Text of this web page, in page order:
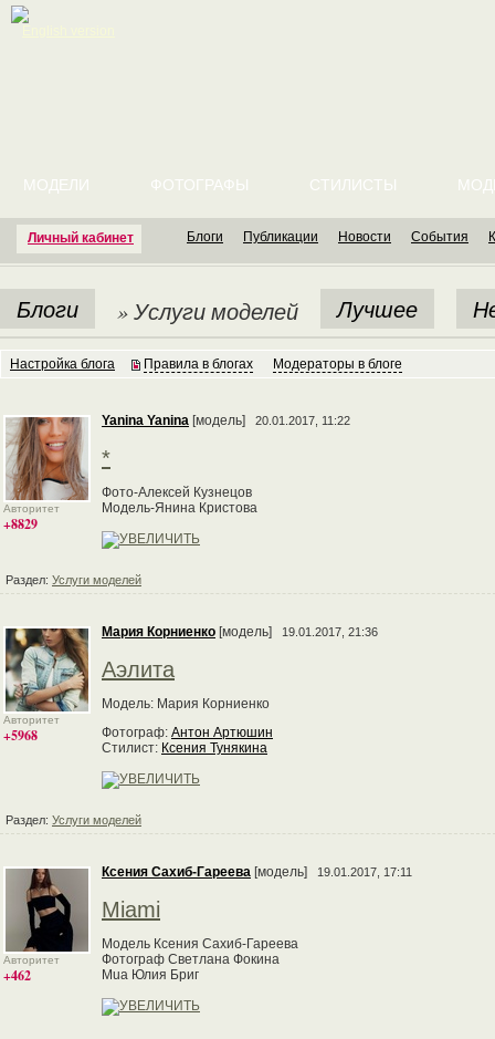
Личный кабинет
МОДЕЛИ ФОТОГРАФЫ СТИЛИСТЫ
Блоги Публикации Новости События
Блоги » Услуги моделей Лучшее
Настройка блога Правила в блогах Модераторы в блоге
Авторитет
+8829
Yanina Yanina [модель] 20.01.2017, 11:22
*
Фото-Алексей Кузнецов
Модель-Янина Кристова
Раздел: Услуги моделей
Авторитет
+5968
Мария Корниенко [модель] 19.01.2017, 21:36
Аэлита
Модель: Мария Корниенко
Фотограф: Антон Артюшин
Стилист: Ксения Тунякина
Раздел: Услуги моделей
Авторитет
+462
Ксения Сахиб-Гареева [модель] 19.01.2017, 17:11
Miami
Модель Ксения Сахиб-Гареева
Фотограф Светлана Фокина
Mua Юлия Бриг